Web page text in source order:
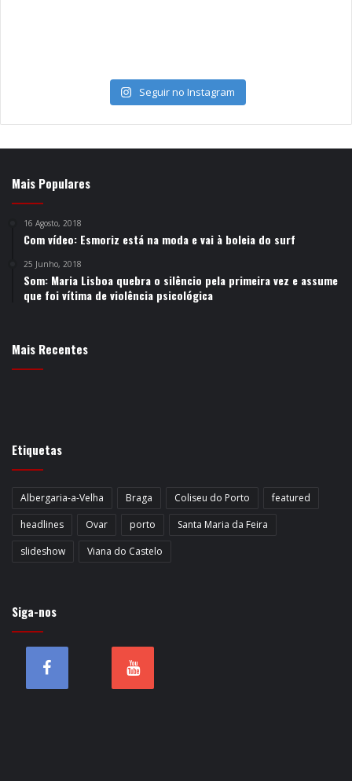
Seguir no Instagram
Mais Populares
16 Agosto, 2018
Com vídeo: Esmoriz está na moda e vai à boleia do surf
25 Junho, 2018
Som: Maria Lisboa quebra o silêncio pela primeira vez e assume
que foi vítima de violência psicológica
Mais Recentes
Etiquetas
Albergaria-a-Velha Braga Coliseu do Porto
featured
headlines
Ovar porto
Santa Maria da Feira
slideshow
Viana do Castelo
Siga-nos